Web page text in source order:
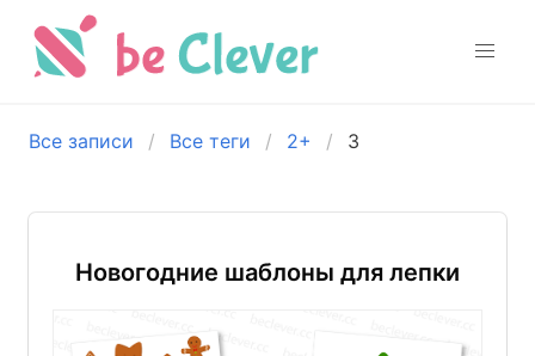
Все записи Все теги 2+ 3
Новогодние шаблоны для лепки